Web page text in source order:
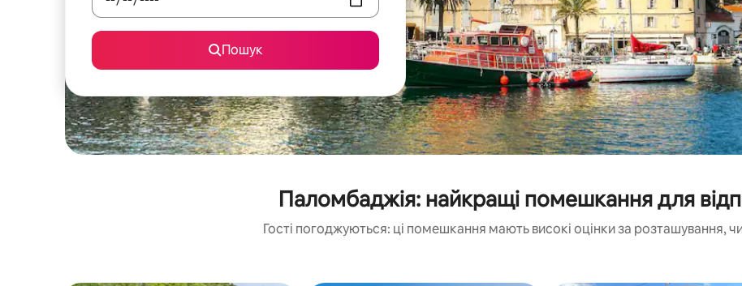
Пошук
Паломбаджія: найкращі помешкання для
Гості погоджуються: ці помешкання мають високі оцінки за розташування,